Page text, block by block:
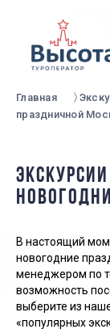
Главная
праздничной
В настоящий
новогодние
менеджером по
возможность
выберите из
«популярных